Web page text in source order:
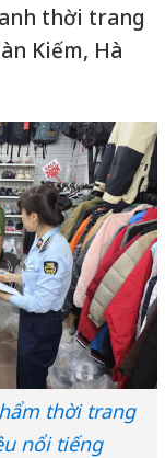
thời trang
Kiếm, Hà
thời trang
nổi tiếng